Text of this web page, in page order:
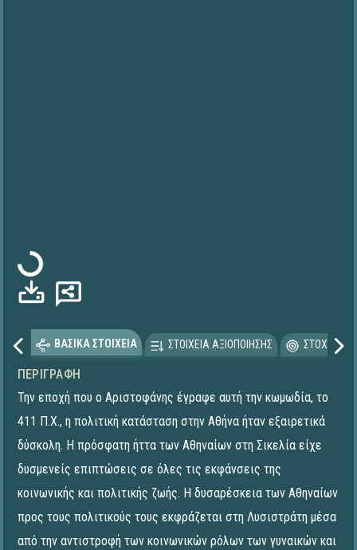
Φόρτωση...
ΒΑΣΙΚΑ ΣΤΟΙΧΕΙΑ ΣΤΟΙΧΕΙΑ ΑΞΙΟΠΟΙΗΣΗΣ
ΠΕΡΙΓΡΑΦΉ
Την εποχή που ο Αριστοφάνης έγραφε αυτή την κωμωδία, το
411 Π.Χ., η πολιτική κατάσταση στην Αθήνα ήταν εξαιρετικά
δύσκολη. Η πρόσφατη ήττα των Αθηναίων στη Σικελία είχε
δυσμενείς επιπτώσεις σε όλες τις εκφάνσεις της
κοινωνικής και πολιτικής ζωής. Η δυσαρέσκεια των Αθηναίων
προς τους πολιτικούς τους εκφράζεται στη Λυσιστράτη μέσα
από την αντιστροφή των κοινωνικών ρόλων των γυναικών και